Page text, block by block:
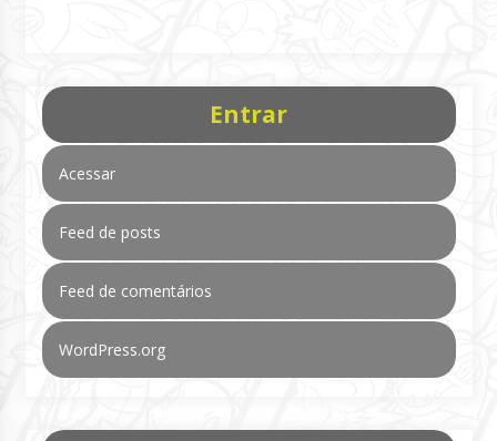
Entrar
Acessar
Feed de posts
Feed de comentários
WordPress.org